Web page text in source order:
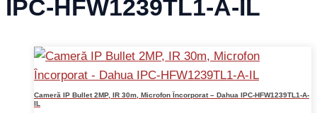
IPC-HFW1239TL1-A-IL
Cameră IP Bullet 2MP, IR 30m, Microfon Încorporat – Dahua IPC-HFW1239TL1-A-
IL